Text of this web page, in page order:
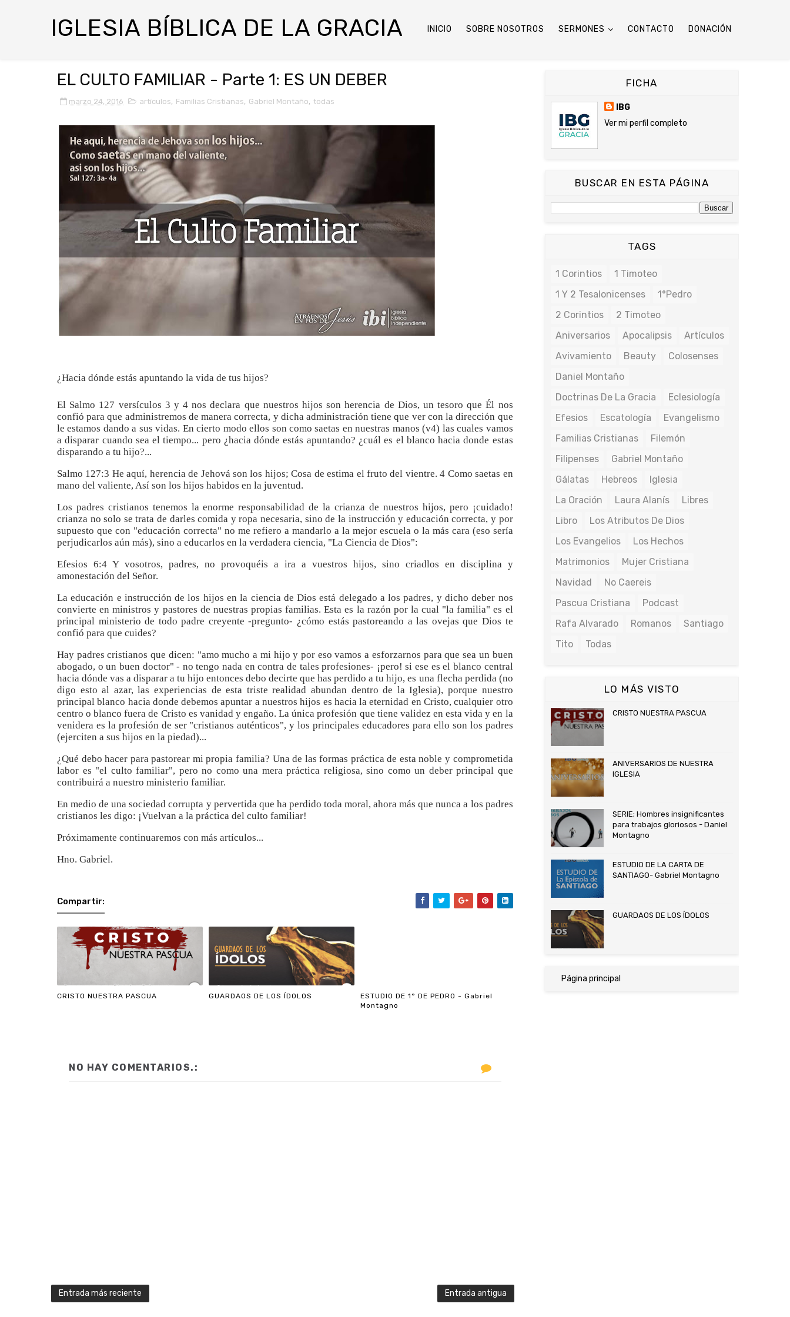
IGLESIA BÍBLICA DE LA GRACIA INICIO SOBRE NOSOTROS SERMONES CONTACTO DONACIÓN
EL CULTO FAMILIAR - Parte 1: ES UN DEBER
marzo 24, 2016 artículos, Familias Cristianas, Gabriel Montaño, todas
¿Hacia dónde estás apuntando la vida de tus hijos?
El Salmo 127 versículos 3 y 4 nos declara que nuestros hijos son herencia de Dios, un tesoro que Él nos
confió para que administremos de manera correcta, y dicha administración tiene que ver con la dirección que
le estamos dando a sus vidas. En cierto modo ellos son como saetas en nuestras manos (v4) las cuales vamos
a disparar cuando sea el tiempo... pero ¿hacia dónde estás apuntando? ¿cuál es el blanco hacia donde estas
disparando a tu hijo?...
Salmo 127:3 He aquí, herencia de Jehová son los hijos; Cosa de estima el fruto del vientre. 4 Como saetas en
mano del valiente, Así son los hijos habidos en la juventud.
Los padres cristianos tenemos la enorme responsabilidad de la crianza de nuestros hijos, pero ¡cuidado!
crianza no solo se trata de darles comida y ropa necesaria, sino de la instrucción y educación correcta, y por
supuesto que con "educación correcta" no me refiero a mandarlo a la mejor escuela o la más cara (eso sería
perjudicarlos aún más), sino a educarlos en la verdadera ciencia, "La Ciencia de Dios":
Efesios 6:4 Y vosotros, padres, no provoquéis a ira a vuestros hijos, sino criadlos en disciplina y
amonestación del Señor.
La educación e instrucción de los hijos en la ciencia de Dios está delegado a los padres, y dicho deber nos
convierte en ministros y pastores de nuestras propias familias. Esta es la razón por la cual "la familia" es el
principal ministerio de todo padre creyente -pregunto- ¿cómo estás pastoreando a las ovejas que Dios te
confió para que cuides?
Hay padres cristianos que dicen: "amo mucho a mi hijo y por eso vamos a esforzarnos para que sea un buen
abogado, o un buen doctor" - no tengo nada en contra de tales profesiones- ¡pero! si ese es el blanco central
hacia dónde vas a disparar a tu hijo entonces debo decirte que has perdido a tu hijo, es una flecha perdida (no
digo esto al azar, las experiencias de esta triste realidad abundan dentro de la Iglesia), porque nuestro
principal blanco hacia donde debemos apuntar a nuestros hijos es hacia la eternidad en Cristo, cualquier otro
centro o blanco fuera de Cristo es vanidad y engaño. La única profesión que tiene validez en esta vida y en la
venidera es la profesión de ser "cristianos auténticos", y los principales educadores para ello son los padres
(ejerciten a sus hijos en la piedad)...
¿Qué debo hacer para pastorear mi propia familia? Una de las formas práctica de esta noble y comprometida
labor es "el culto familiar", pero no como una mera práctica religiosa, sino como un deber principal que
contribuirá a nuestro ministerio familiar.
En medio de una sociedad corrupta y pervertida que ha perdido toda moral, ahora más que nunca a los padres
cristianos les digo: ¡Vuelvan a la práctica del culto familiar!
Próximamente continuaremos con más artículos...
Hno. Gabriel.
Compartir:
CRISTO NUESTRA PASCUA GUARDAOS DE LOS ÍDOLOS
ESTUDIO DE 1° DE PEDRO - Gabriel
Montagno
NO HAY COMENTARIOS.:
Entrada más reciente Entrada antigua
FICHA
IBG
Ver mi perfil completo
BUSCAR EN ESTA PÁGINA
TAGS
1 Corintios
1 Timoteo
1 Y 2 Tesalonicenses
1°Pedro
2 Corintios
2 Timoteo
Aniversarios
Apocalipsis
Artículos
Avivamiento
Beauty
Colosenses
Daniel Montaño
Doctrinas De La Gracia
Eclesiología
Efesios
Escatología
Evangelismo
Familias Cristianas
Filemón
Filipenses
Gabriel Montaño
Gálatas
Hebreos
Iglesia
La Oración
Laura Alanís
Libres
Libro
Los Atributos De Dios
Los Evangelios
Los Hechos
Matrimonios
Mujer Cristiana
Navidad
No Caereis
Pascua Cristiana
Podcast
Rafa Alvarado
Romanos
Santiago
Tito
Todas
LO MÁS VISTO
CRISTO NUESTRA PASCUA
ANIVERSARIOS DE NUESTRA
IGLESIA
SERIE; Hombres insignificantes
para trabajos gloriosos - Daniel
Montagno
ESTUDIO DE LA CARTA DE
SANTIAGO- Gabriel Montagno
GUARDAOS DE LOS ÍDOLOS
Página principal